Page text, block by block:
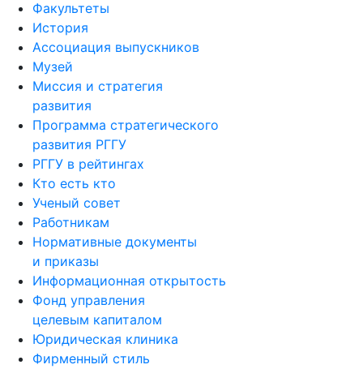
Факультеты
История
Ассоциация выпускников
Музей
Миссия и стратегия
развития
Программа стратегического
развития РГГУ
РГГУ в рейтингах
Кто есть кто
Ученый совет
Работникам
Нормативные документы
и приказы
Информационная открытость
Фонд управления
целевым капиталом
Юридическая клиника
Фирменный стиль